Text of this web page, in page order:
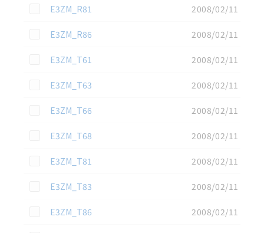
この資料を選択
E3ZM_R81
2008/02/11
この資料を選択
E3ZM_R86
2008/02/11
この資料を選択
E3ZM_T61
2008/02/11
この資料を選択
E3ZM_T63
2008/02/11
この資料を選択
E3ZM_T66
2008/02/11
この資料を選択
E3ZM_T68
2008/02/11
この資料を選択
E3ZM_T81
2008/02/11
この資料を選択
E3ZM_T83
2008/02/11
この資料を選択
E3ZM_T86
2008/02/11